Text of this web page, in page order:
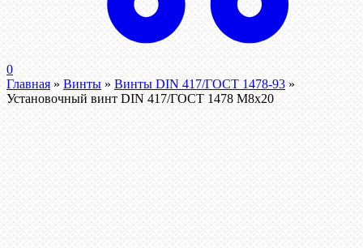
0
Главная » Винты » Винты DIN 417/ГОСТ 1478-93 »
Установочный винт DIN 417/ГОСТ 1478 М8х20